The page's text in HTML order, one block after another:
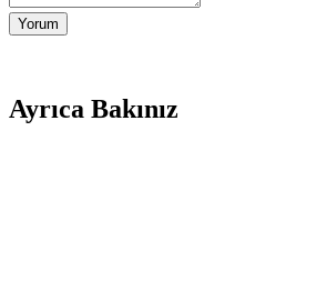
Yorum
Ayrıca Bakınız